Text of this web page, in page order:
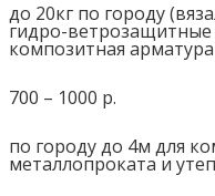
до 20кг по городу
гидро-
композитная
700 – 1000 р.
по городу до 4м для
металлопроката и